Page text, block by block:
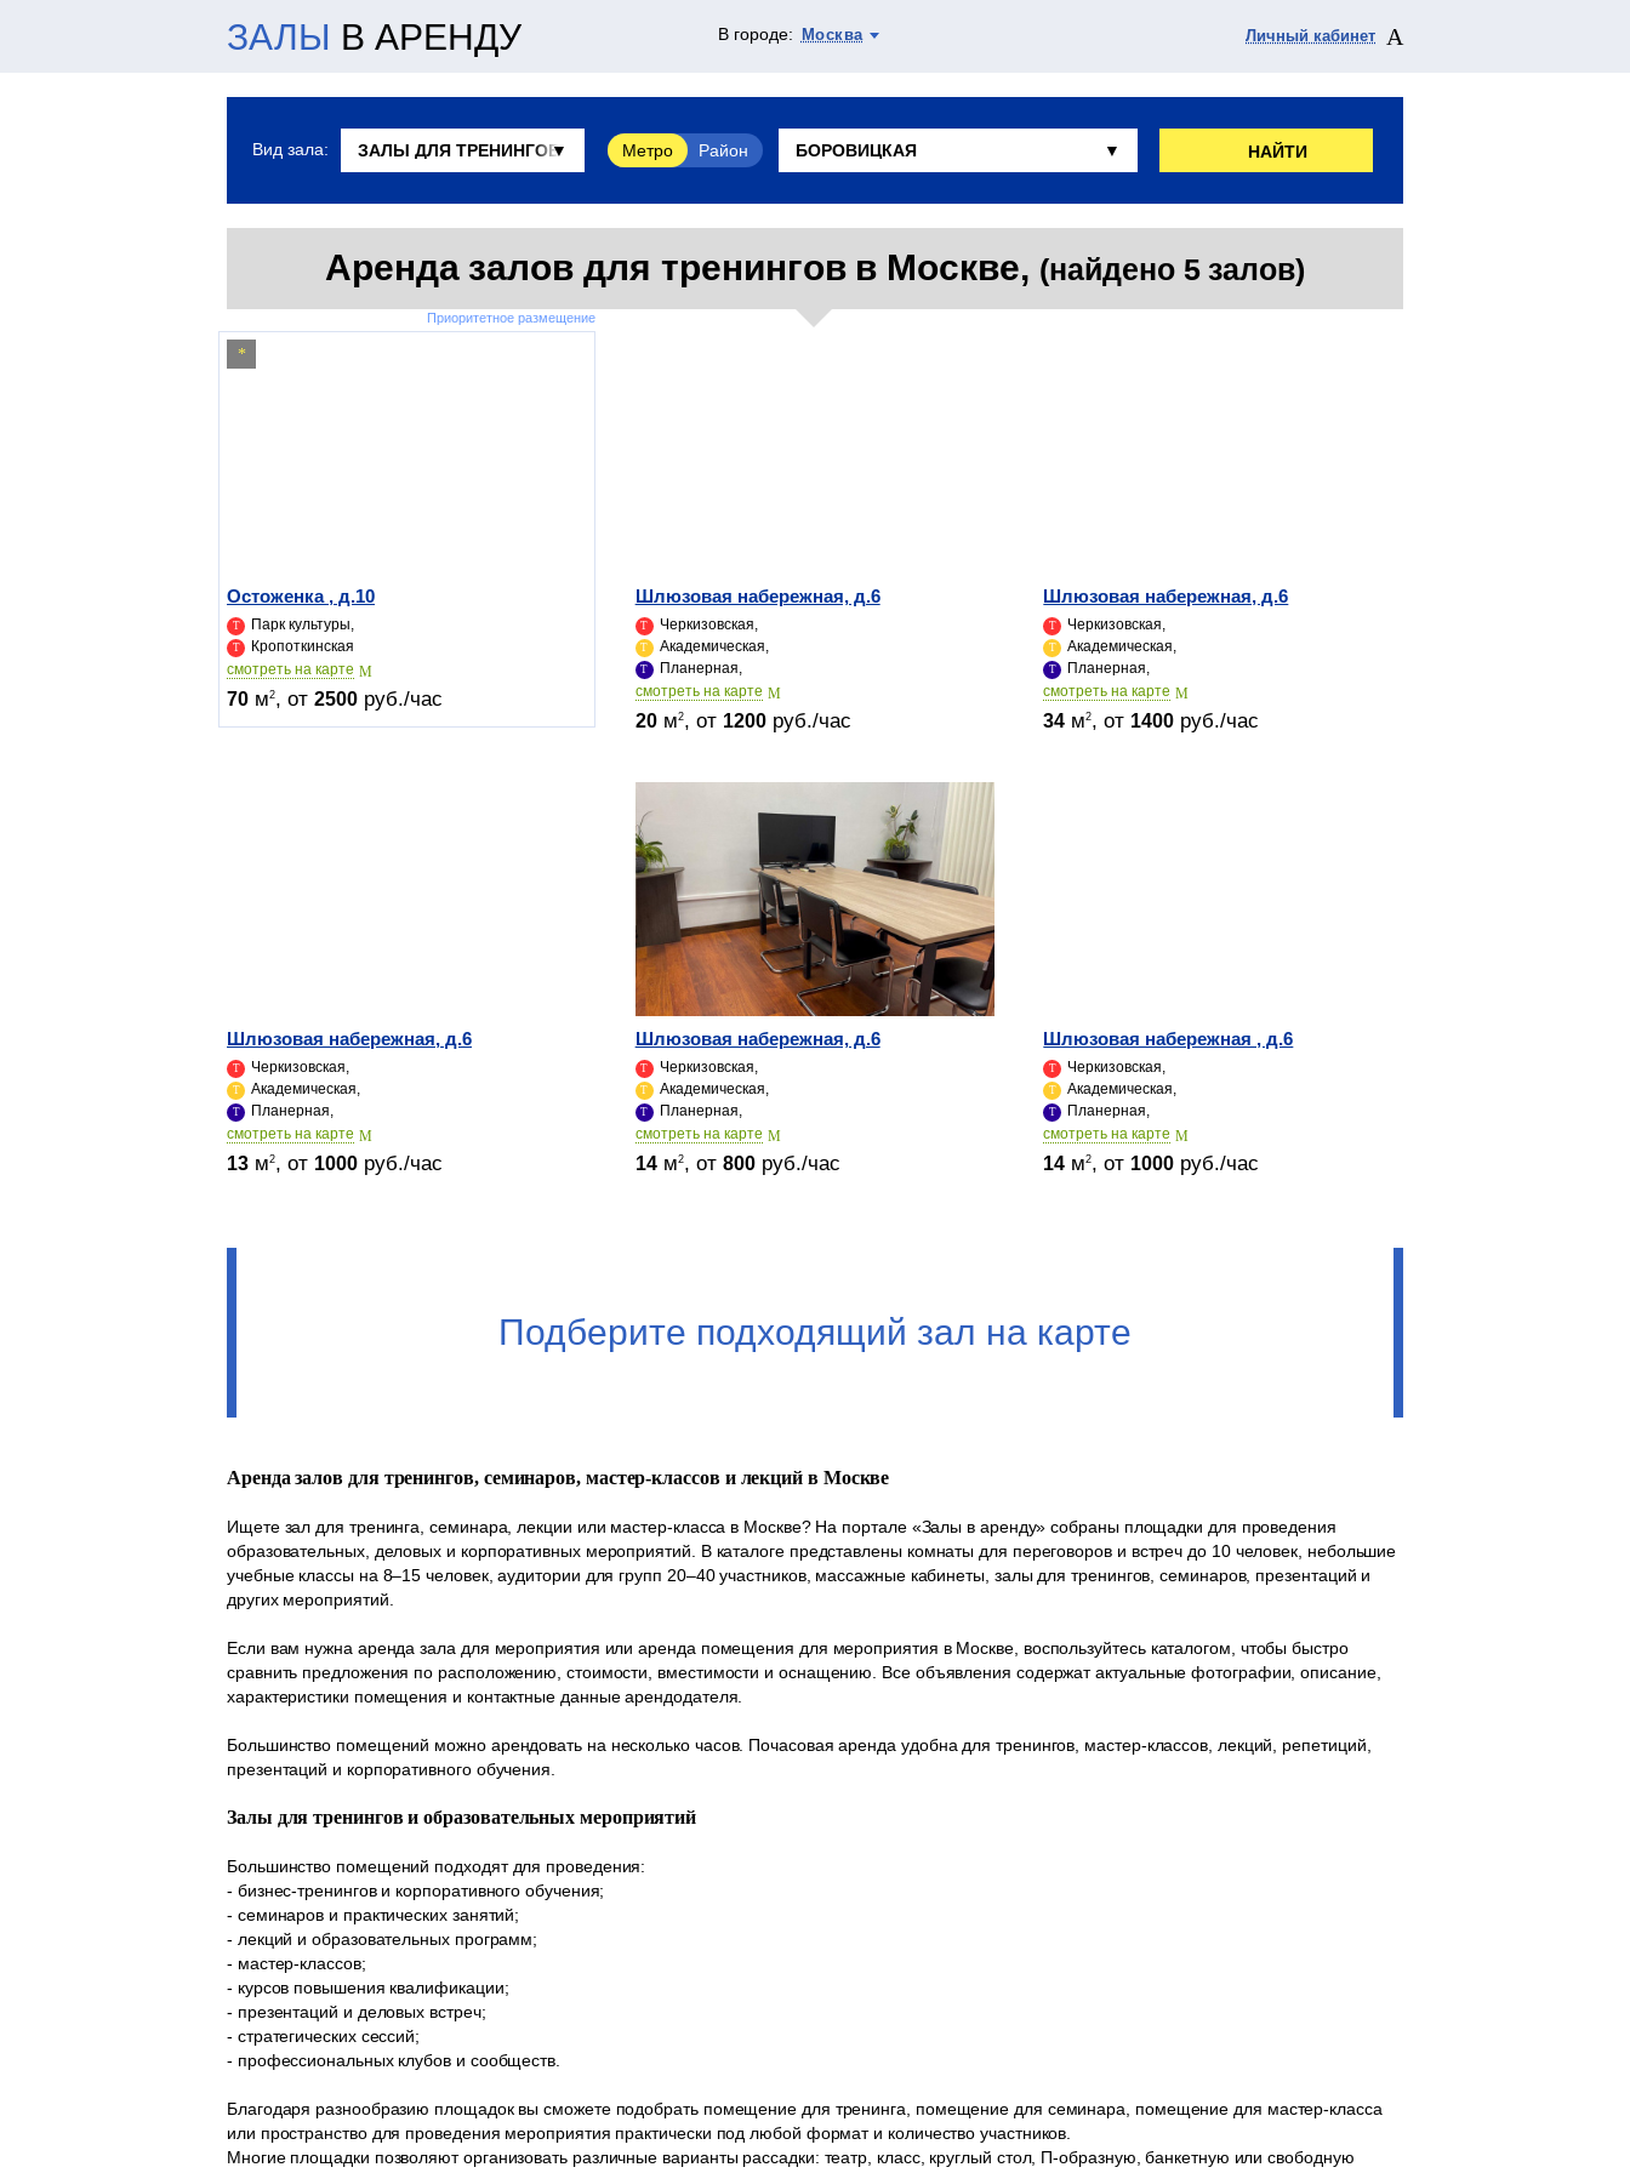
ЗАЛЫ В АРЕНДУ В городе: Москва Личный кабинет
Вид зала: Метро Район НАЙТИ
Аренда залов для тренингов в Москве, (найдено 5 залов)
Приоритетное размещение
Остоженка , д.10
Парк культуры,
Кропоткинская
cмотреть на карте
70 м2, от 2500 руб./час
Шлюзовая набережная, д.6
Черкизовская,
Академическая,
Планерная,
cмотреть на карте
20м2, от 1200руб./час
Шлюзовая набережная, д.6
Черкизовская,
Академическая,
Планерная,
cмотреть на карте
34 м2, от 1400 руб./час
Шлюзовая набережная, д.6
Черкизовская,
Академическая,
Планерная,
cмотреть на карте
13 м2, от 1000 руб./час
Шлюзовая набережная, д.6
Черкизовская,
Академическая,
Планерная,
cмотреть на карте
14м2, от 800руб./час
Шлюзовая набережная , д.6
Черкизовская,
Академическая,
Планерная,
cмотреть на карте
14 м2, от 1000 руб./час
Подберите подходящий зал на карте
Аренда залов для тренингов, семинаров, мастер-классов и лекций в Москве
Ищете зал для тренинга, семинара, лекции или мастер-класса в Москве? На портале «Залы в аренду» собраны площадки для проведения
образовательных, деловых и корпоративных мероприятий. В каталоге представлены комнаты для переговоров и встреч до 10 человек, небольшие
учебные классы на 8–15 человек, аудитории для групп 20–40 участников, массажные кабинеты, залы для тренингов, семинаров, презентаций и
других мероприятий.
Если вам нужна аренда зала для мероприятия или аренда помещения для мероприятия в Москве, воспользуйтесь каталогом, чтобы быстро
сравнить предложения по расположению, стоимости, вместимости и оснащению. Все объявления содержат актуальные фотографии, описание,
характеристики помещения и контактные данные арендодателя.
Большинство помещений можно арендовать на несколько часов. Почасовая аренда удобна для тренингов, мастер-классов, лекций, репетиций,
презентаций и корпоративного обучения.
Залы для тренингов и образовательных мероприятий
Большинство помещений подходят для проведения:
- бизнес-тренингов и корпоративного обучения;
- семинаров и практических занятий;
- лекций и образовательных программ;
- мастер-классов;
- курсов повышения квалификации;
- презентаций и деловых встреч;
- стратегических сессий;
- профессиональных клубов и сообществ.
Благодаря разнообразию площадок вы сможете подобрать помещение для тренинга, помещение для семинара, помещение для мастер-класса
или пространство для проведения мероприятия практически под любой формат и количество участников.
Многие площадки позволяют организовать различные варианты рассадки: театр, класс, круглый стол, П-образную, банкетную или свободную